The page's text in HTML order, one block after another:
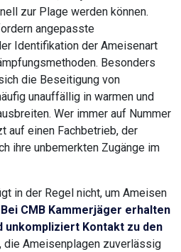
zur Plage werden können.
angepasste
Identifikation der Ameisenart
Besonders
die Beseitigung von
unauffällig in warmen und
Wer immer auf Nummer
auf einen Fachbetrieb, der
ihre unbemerkten Zugänge im
in der Regel nicht, um Ameisen
Bei CMB Kammerjäger erhalten
unkompliziert Kontakt zu den
, die Ameisenplagen zuverlässig